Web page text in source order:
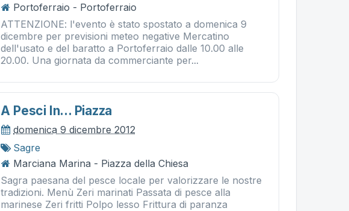
Portoferraio - Portoferraio
ATTENZIONE: l'evento è stato spostato a domenica 9
dicembre per previsioni meteo negative Mercatino
dell'usato e del baratto a Portoferraio dalle 10.00 alle
20.00. Una giornata da commerciante per...
A Pesci In... Piazza
domenica 9 dicembre 2012
Sagre
Marciana Marina - Piazza della Chiesa
Sagra paesana del pesce locale per valorizzare le nostre
tradizioni. Menù Zeri marinati Passata di pesce alla
marinese Zeri fritti Polpo lesso Frittura di paranza